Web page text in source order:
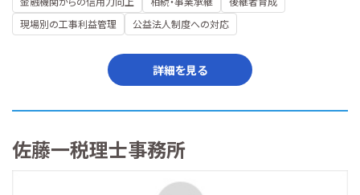
現場別の工事利益管理
公益法人制度への対応
詳細を見る
佐藤一税理士事務所